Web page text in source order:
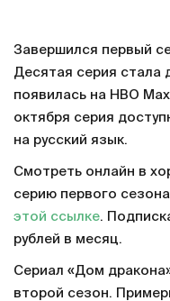
Завершился первый
Десятая серия стала
появилась на HBO
октября серия
на русский язык.
Смотреть онлайн в
серию первого
этой ссылке.
рублей в месяц.
Сериал «Дом
второй сезон.